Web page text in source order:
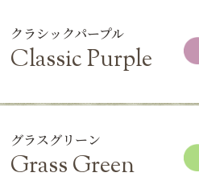
クラシックパープル
Classic Purple
グラスグリーン
Grass Green